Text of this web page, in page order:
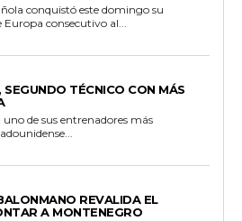
conquistó este domingo su
consecutivo al...
SEGUNDO TÉCNICO CON MÁS
de sus entrenadores más
REVALIDA EL
A MONTENEGRO